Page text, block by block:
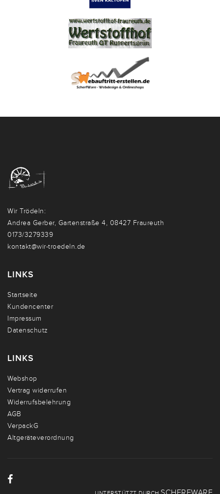
Wir Trödeln:
Andrea Gerber, Gartenstraße 4, 08427 Fraureuth
0173/3279339
kontakt@wir-troedeln.de
LINKS
Startseite
Kundencenter
Impressum
Datenschutz
LINKS
Webshop
Vertrag widerrufen
Widerrufsbelehrung
AGB
VerpackG
Altgeräteverordnung